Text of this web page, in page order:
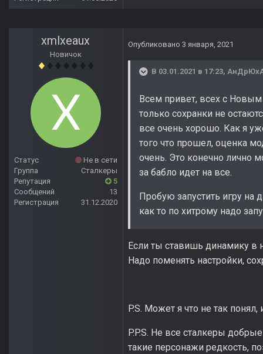
xmlxeaux
Новичок
Статус
Не в сети
Группа
Сталкеры
Репутация
5
Сообщений
13
Регистрация
31.12.2020
Опубликовано 3 января, 2021
В 03.01.2021 в 17:23,
Всем привет, всех с Новым
только сохранки не
все очень хорошо. Как я
того что прошел, оценка
очень. Это конечно лично
за бабло идет на все.
Пробую запустить игру на
как то по хитрому надо
Если ты ставишь динамику в
Надо поменять настройки,
P.S. Может я что не так
P.P.S. Не все сталкеры
такие персонажи редкость,